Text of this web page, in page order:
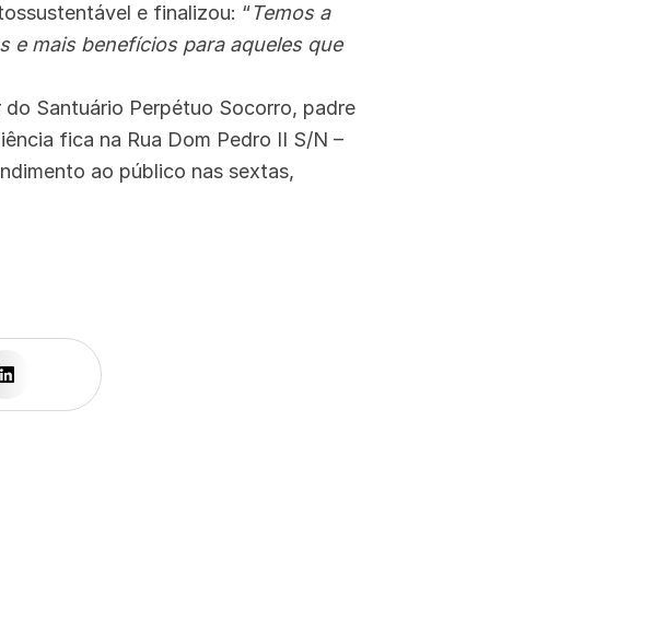
e finalizou: “Temos a
e mais benefícios para aqueles que
Santuário Perpétuo Socorro, padre
fica na Rua Dom Pedro II S/N –
ao público nas sextas,